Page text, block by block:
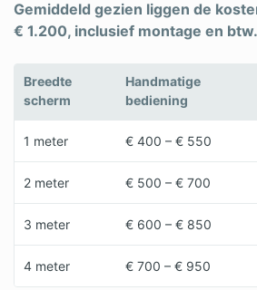
Gemiddeld gezien liggen de
€ 1.200, inclusief montage en btw.
Breedte
scherm
Handmatige
bediening
1 meter € 400 – € 550
2 meter € 500 – € 700
3 meter € 600 – € 850
4 meter € 700 – € 950